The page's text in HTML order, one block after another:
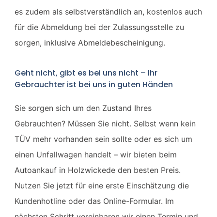
es zudem als selbstverständlich an, kostenlos auch
für die Abmeldung bei der Zulassungsstelle zu
sorgen, inklusive Abmeldebescheinigung.
Geht nicht, gibt es bei uns nicht – Ihr
Gebrauchter ist bei uns in guten Händen
Sie sorgen sich um den Zustand Ihres
Gebrauchten? Müssen Sie nicht. Selbst wenn kein
TÜV mehr vorhanden sein sollte oder es sich um
einen Unfallwagen handelt – wir bieten beim
Autoankauf in Holzwickede den besten Preis.
Nutzen Sie jetzt für eine erste Einschätzung die
Kundenhotline oder das Online-Formular. Im